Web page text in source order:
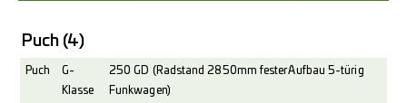
Puch (4)
Puch
G-
Klasse
250 GD (Radstand 2850mm fester Aufbau 5-türig
Funkwagen)